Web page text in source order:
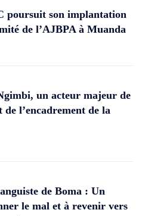
poursuit son implantation
de l’AJBPA à Muanda
un acteur majeur de
l’encadrement de la
de Boma : Un
le mal et à revenir vers